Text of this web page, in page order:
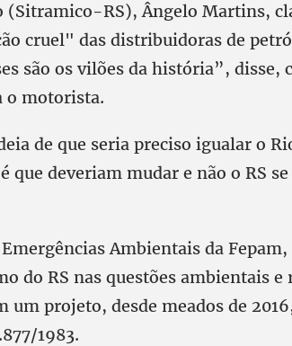
(Sitramico-RS), Ângelo Martins,
cruel" das distribuidoras de
são os vilões da história”, disse,
o motorista.
de que seria preciso igualar o
que deveriam mudar e não o RS
Ambientais da
do RS nas questões ambientais e
um projeto, desde meados de
1983.